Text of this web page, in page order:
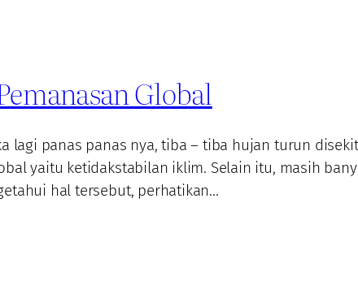
Global
lagi panas panas nya, tiba – tiba hujan turun
yaitu ketidakstabilan iklim. Selain itu, masih
hal tersebut, perhatikan…